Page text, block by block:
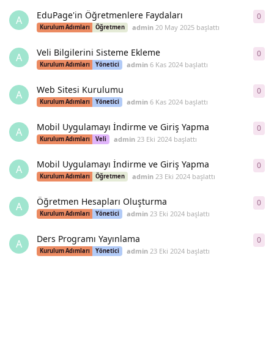
A EduPage'in Öğretmenlere Faydaları
Kurulum Adımları Öğretmen admin 20 May 2025başlattı
0
A Veli Bilgilerini Sisteme Ekleme
Kurulum Adımları Yönetici admin 6 Kas 2024başlattı
0
A Web Sitesi Kurulumu
Kurulum Adımları Yönetici admin 6 Kas 2024başlattı
0
A Mobil Uygulamayı İndirme ve Giriş Yapma
Kurulum Adımları Veli admin 23 Eki 2024başlattı
0
A Mobil Uygulamayı İndirme ve Giriş Yapma
Kurulum Adımları Öğretmen admin 23 Eki 2024başlattı
0
A Öğretmen Hesapları Oluşturma
Kurulum Adımları Yönetici admin 23 Eki 2024başlattı
0
A Ders Programı Yayınlama
Kurulum Adımları Yönetici admin 23 Eki 2024başlattı
0